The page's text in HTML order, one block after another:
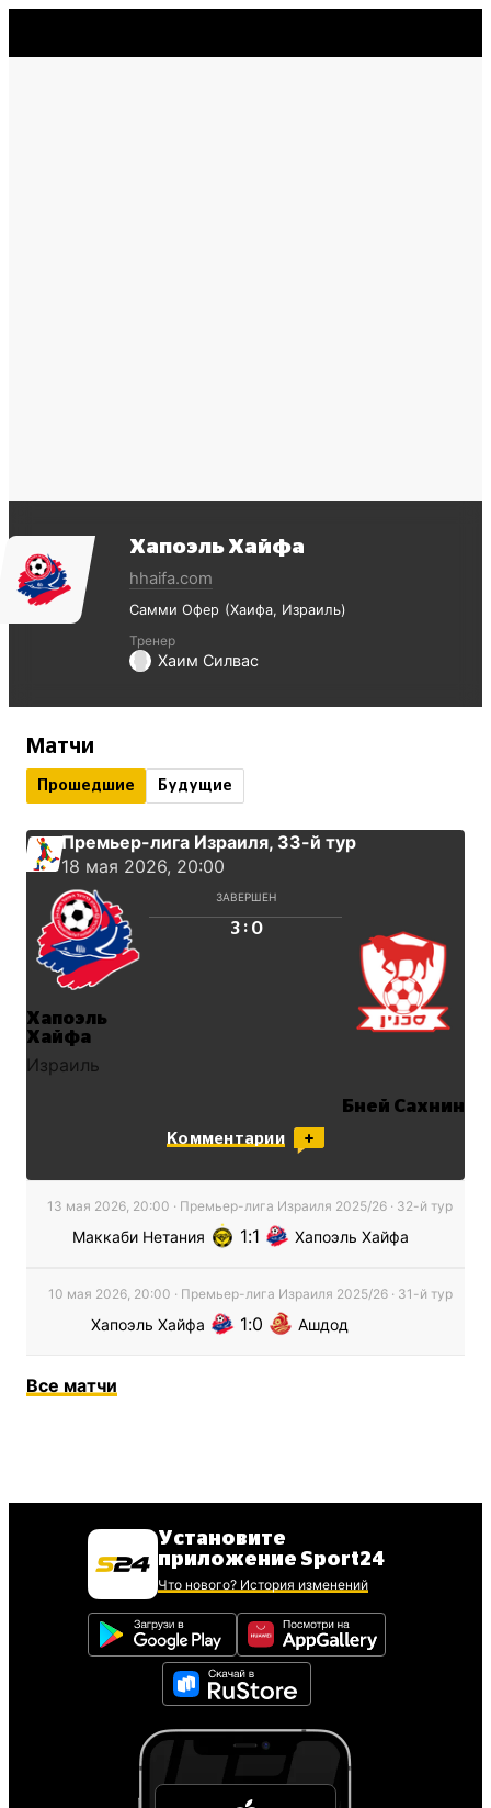
Хапоэль Хайфа
hhaifa.com
Самми Офер Хаифа Израиль
Тренер
Хаим Силвас
Матчи
Прошедшие Будущие
Премьер-лига Израиля, 33-й тур
18 мая 2026, 20:00
ЗАВЕРШЕН
3 : 0
Хапоэль
Хайфа
Израиль
Бней Сахнин
Комментарии
13 мая 2026, 20:00 · Премьер-лига Израиля 2025/26 · 32-й тур
Маккаби Нетания 1 1 Хапоэль Хайфа
10 мая 2026, 20:00 · Премьер-лига Израиля 2025/26· 31-й тур
Хапоэль Хайфа 1 0 Ашдод
Все матчи
Установите
приложение Sport24
Что нового? История изменений